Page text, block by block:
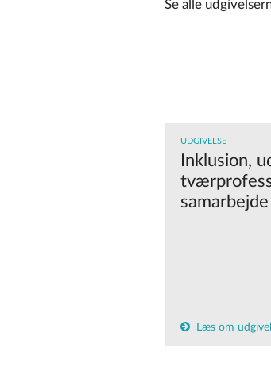
Se alle
UDGIVELSE
Inklusion,
samarbejde
Læs om